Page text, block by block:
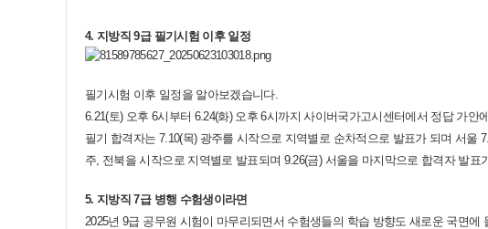
4. 지방직 9급 필기시험 이후 일정
필기시험 이후 일정을 알아보겠습니다.
6.21(토) 오후 6시부터 6.24(화) 오후 6시까지 사이버국가고시센터에서 정답 가
필기 합격자는 7.10(목) 광주를 시작으로 지역별로 순차적으로 발표가 되며 서
주, 전북을 시작으로 지역별로 발표되며 9.26(금) 서울을 마지막으로 합격자 발표
5. 지방직 7급 병행 수험생이라면
2025년 9급 공무원 시험이 마무리되면서 수험생들의 학습 방향도 새로운 국면